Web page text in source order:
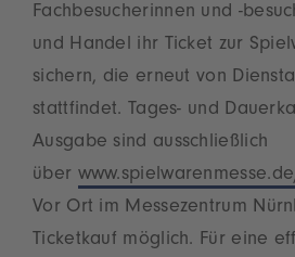
Fachbesucherinnen und -
und Handel ihr Ticket zur
sichern, die erneut von
stattfindet. Tages- und
Ausgabe sind ausschließlich
über
Vor Ort im Messezentrum
Ticketkauf möglich. Für eine